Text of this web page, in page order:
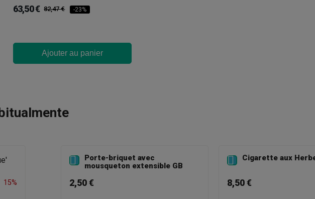
63,50 € 82,47 € -23%
Ajouter au panier
15%

Porte-briquet avec
mousqueton extensible GB
2,50 €
 Cigarette aux
8,50 €